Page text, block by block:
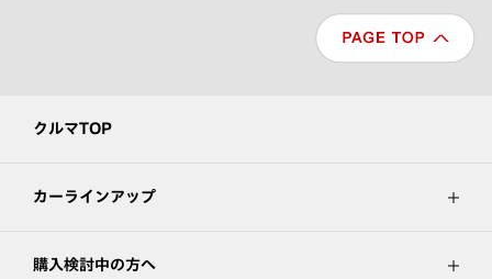
クルマTOP
カーラインアップ
購入検討中の方へ